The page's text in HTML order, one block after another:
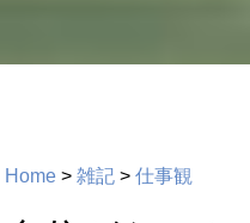
Home >雑記 >仕事観